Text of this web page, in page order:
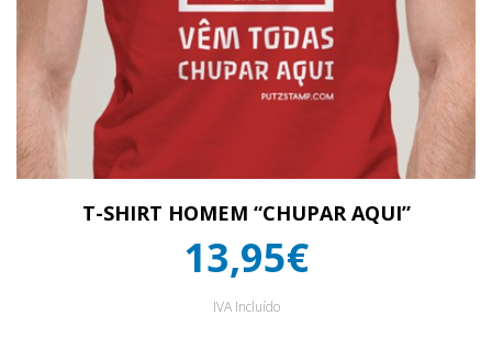
T-SHIRT HOMEM “CHUPAR AQUI”
13,95€
IVA Incluído